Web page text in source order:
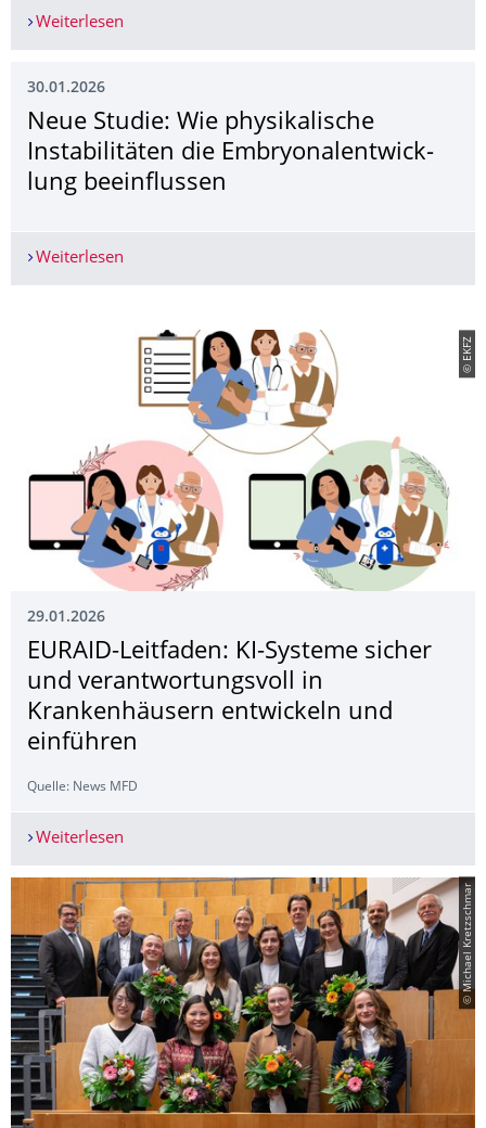
Weiterlesen
30.01.2026
Neue Studie: Wie physikalische
Instabilitäten die Embryonalentwick­
lung beeinflussen
Weiterlesen
© EKFZ
29.01.2026
EURAID-Leitfaden: KI-Systeme sicher
und verantwortungsvoll in
Krankenhäusern entwickeln und
einführen
Quelle: News MFD
Weiterlesen
© Michael Kretzschmar